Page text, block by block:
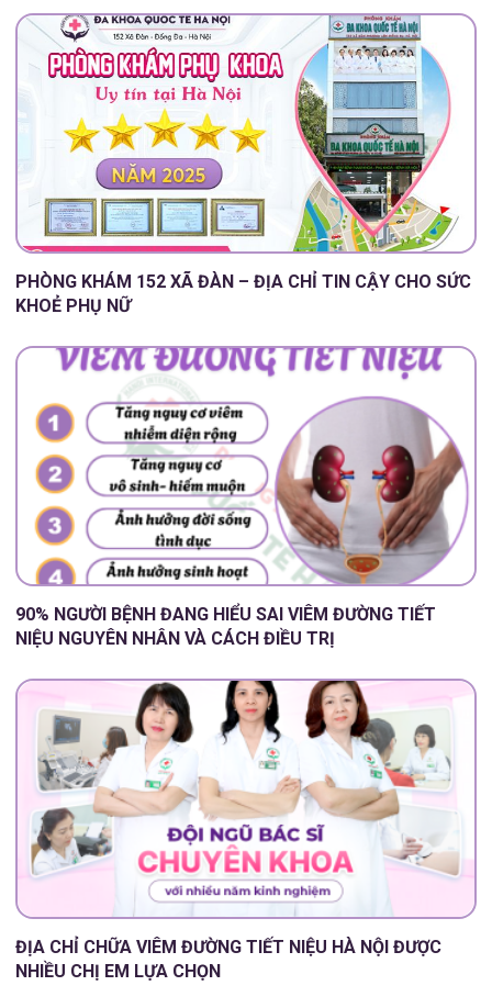
PHÒNG KHÁM 152 XÃ ĐÀN – ĐỊA CHỈ TIN CẬY CHO SỨC
KHOẺ PHỤ NỮ
90% NGƯỜI BỆNH ĐANG HIỂU SAI VIÊM ĐƯỜNG TIẾT
NIỆU NGUYÊN NHÂN VÀ CÁCH ĐIỀU TRỊ
ĐỊA CHỈ CHỮA VIÊM ĐƯỜNG TIẾT NIỆU HÀ NỘI ĐƯỢC
NHIỀU CHỊ EM LỰA CHỌN